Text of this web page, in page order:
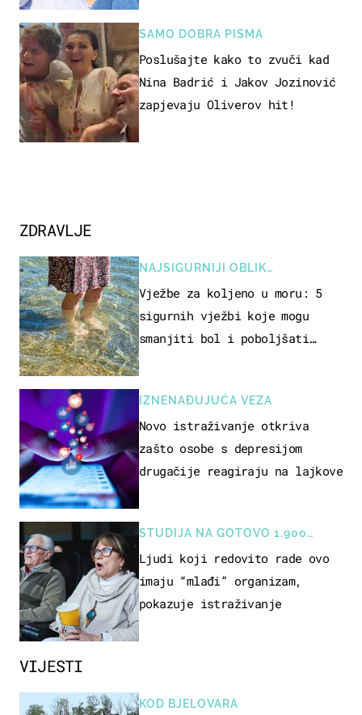
VIJESTI
KOD BJELOVARA
SAMO DOBRA PISMA
Poslušajte kako to zvuči kad
Nina Badrić i Jakov Jozinović
zapjevaju Oliverov hit!
ZDRAVLJE
NAJSIGURNIJI OBLIK
REKREACIJE
Vježbe za koljeno u moru: 5
sigurnih vježbi koje mogu
smanjiti bol i poboljšati
IZNENAĐUJUĆA VEZA
Novo istraživanje otkriva
zašto osobe s depresijom
drugačije reagiraju na lajkove
STUDIJA NA GOTOVO 1.900
OSOBA
Ljudi koji redovito rade ovo
imaju “mlađi” organizam,
pokazuje istraživanje